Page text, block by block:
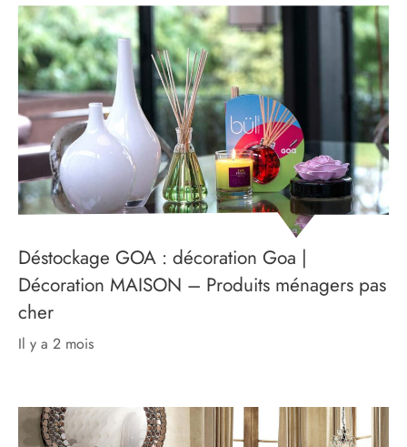
Déstockage GOA : décoration Goa |
Décoration MAISON – Produits ménagers pas
cher
il y a 2 mois